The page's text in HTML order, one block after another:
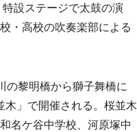
設ステージで太鼓の演
・高校の吹奏楽部による
黎明橋から獅子舞橋に
」で開催される。桜並木
名ケ谷中学校、河原塚中